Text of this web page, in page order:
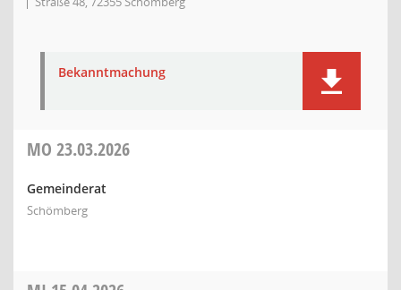
Bekanntmachung
MO 23.03.2026
Gemeinderat
Schömberg